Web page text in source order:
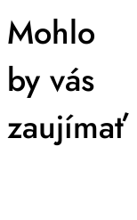
Mohlo
by vás
zaujímať